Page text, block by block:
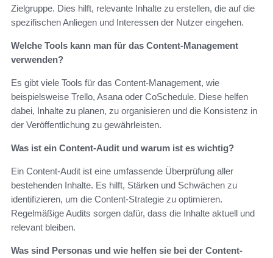
Zielgruppe. Dies hilft, relevante Inhalte zu erstellen, die auf die
spezifischen Anliegen und Interessen der Nutzer eingehen.
Welche Tools kann man für das Content-Management
verwenden?
Es gibt viele Tools für das Content-Management, wie
beispielsweise Trello, Asana oder CoSchedule. Diese helfen
dabei, Inhalte zu planen, zu organisieren und die Konsistenz in
der Veröffentlichung zu gewährleisten.
Was ist ein Content-Audit und warum ist es wichtig?
Ein Content-Audit ist eine umfassende Überprüfung aller
bestehenden Inhalte. Es hilft, Stärken und Schwächen zu
identifizieren, um die Content-Strategie zu optimieren.
Regelmäßige Audits sorgen dafür, dass die Inhalte aktuell und
relevant bleiben.
Was sind Personas und wie helfen sie bei der Content-